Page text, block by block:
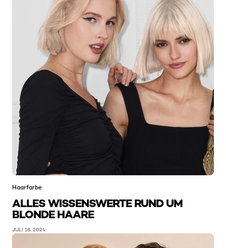
Haarfarbe
ALLES WISSENSWERTE RUND UM
BLONDE HAARE
JULI 18, 2024